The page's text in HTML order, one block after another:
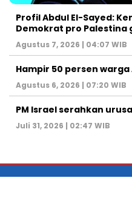
Profil Abdul El-Sayed:
Demokrat pro Palestina
Agustus 7, 2026 | 04:07 WIB
Hampir 50 persen
Agustus 6, 2026 | 07:20 WIB
PM Israel serahkan
Juli 31, 2026 | 02:47 WIB